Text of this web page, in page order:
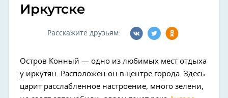
Иркутске
Расскажите друзьям:
Остров Конный — одно из любимых мест отдыха
у иркутян. Расположен он в центре города. Здесь
царит расслабленное настроение, много зелени,